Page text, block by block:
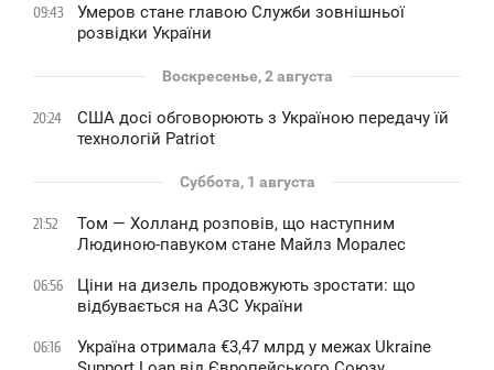
09:43
Умеров стане главою Служби зовнішньої
розвідки України
Воскресенье, 2 августа
20:24
США досі обговорюють з Україною передачу їй
технологій Patriot
Суббота, 1 августа
21:52
Том — Холланд розповів, що наступним
Людиною-павуком стане Майлз Моралес
06:56
Ціни на дизель продовжують зростати: що
відбувається на АЗС України
06:16
Україна отримала €3,47 млрд у межах Ukraine